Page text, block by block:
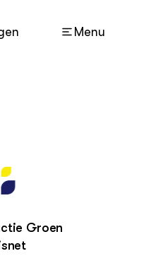
Menu
Groen